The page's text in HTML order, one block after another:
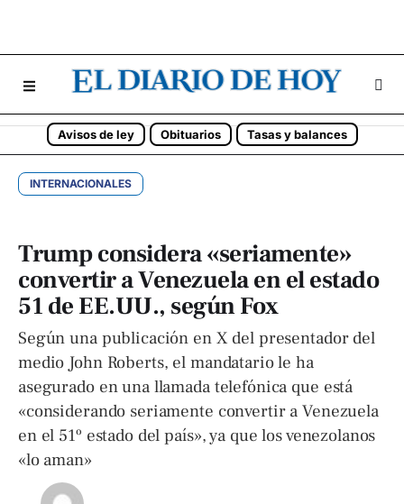
Avisos de ley Obituarios Tasas y balances
INTERNACIONALES
Trump considera «seriamente»
convertir a Venezuela en el estado
51 de EE.UU., según Fox
Según una publicación en X del presentador del
medio John Roberts, el mandatario le ha
asegurado en una llamada telefónica que está
«considerando seriamente convertir a Venezuela
en el 51º estado del país», ya que los venezolanos
«lo aman»